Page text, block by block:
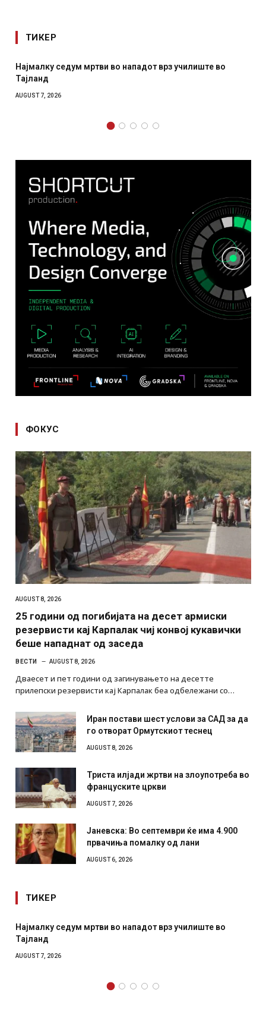
ТИКЕР
Најмалку седум мртви во нападот врз училиште во
Тајланд
AUGUST 7, 2026
ФОКУС
AUGUST 8, 2026
25 години од погибијата на десет армиски
резервисти кај Карпалак чиј конвој кукавички
беше нападнат од заседа
ВЕСТИ AUGUST 8, 2026
Дваесет и пет години од загинувањето на десетте
прилепски резервисти кај Карпалак беа одбележани со…
Иран постави шест услови за САД за да
го отворат Ормутскиот теснец
AUGUST 8, 2026
Триста илјади жртви на злоупотреба во
француските цркви
AUGUST 7, 2026
Јаневска: Во септември ќе има 4.900
првачиња помалку од лани
AUGUST 6, 2026
ТИКЕР
Најмалку седум мртви во нападот врз училиште во
Тајланд
AUGUST 7, 2026